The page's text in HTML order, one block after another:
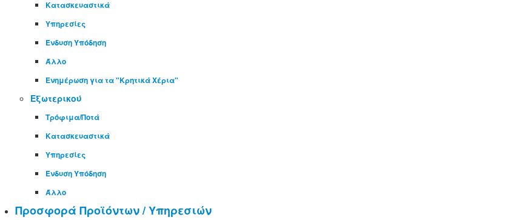
Κατασκευαστικά
Υπηρεσίες
Ένδυση Υπόδηση
Άλλο
Ενημέρωση για τα "Κρητικά Χέρια"
Εξωτερικού
Τρόφιμα/Ποτά
Κατασκευαστικά
Υπηρεσίες
Ένδυση Υπόδηση
Άλλο
Προσφορά Προϊόντων / Υπηρεσιών